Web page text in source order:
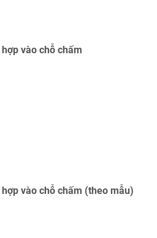
vào chỗ chấm
vào chỗ chấm (theo mẫu)